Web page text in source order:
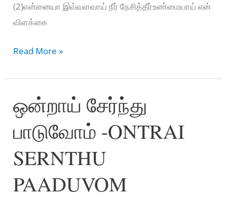
(2)என்னையா இவ்வளவாய் நீர் நேசித்தீர்உண்மையாய் என்
விளக்கை
NANTRI
–
இயேசுவே
Read More »
ஒன்றாய் சேர்ந்து
பாடுவோம் -ONTRAI
SERNTHU
PAADUVOM